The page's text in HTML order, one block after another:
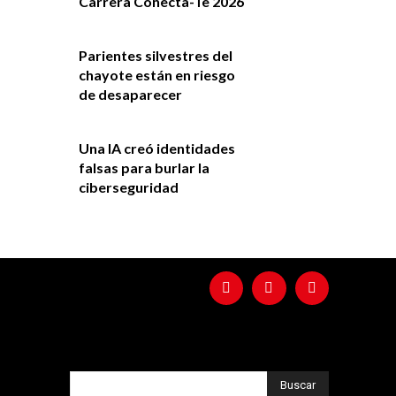
Parientes silvestres del
chayote están en riesgo
de desaparecer
Una IA creó identidades
falsas para burlar la
ciberseguridad
Buscar